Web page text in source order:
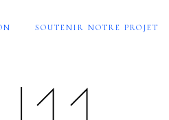
SOUTENIR NOTRE PROJET